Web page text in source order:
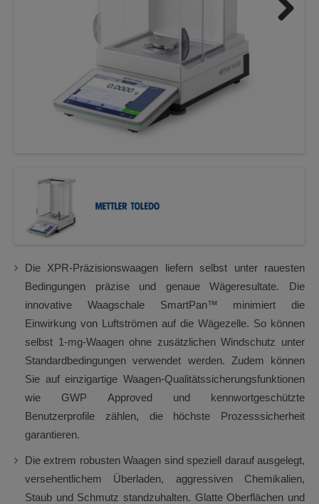
Die XPR-Präzisionswaagen liefern selbst unter rauesten
Bedingungen präzise und genaue Wägeresultate. Die
innovative Waagschale SmartPan™ minimiert die
Einwirkung von Luftströmen auf die Wägezelle. So können
selbst 1-mg-Waagen ohne zusätzlichen Windschutz unter
Standardbedingungen verwendet werden. Zudem können
Sie auf einzigartige Waagen-Qualitätssicherungsfunktionen
wie GWP Approved und kennwortgeschützte
Benutzerprofile zählen, die höchste Prozesssicherheit
garantieren.
Die extrem robusten Waagen sind speziell darauf ausgelegt,
versehentlichem Überladen, aggressiven Chemikalien,
Staub und Schmutz standzuhalten. Glatte Oberflächen und